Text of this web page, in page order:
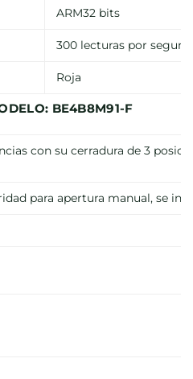
ARM32 bits
300 lecturas por
Roja
BE4B8M91-F
con su cerradura de 3
para apertura manual, se